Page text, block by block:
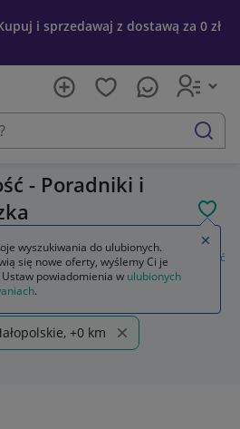
i sprzedawaj z dostawą za 0 zł
szukaj
- Poradniki i
Poradniki i albumy Wiara, duchowość
+0 km
wyszukiwania do ulubionych.
się nowe oferty, wyślemy Ci je
powiadomienia w ulubionych
.